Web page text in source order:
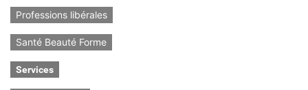
Professions libérales
Santé Beauté Forme
Services